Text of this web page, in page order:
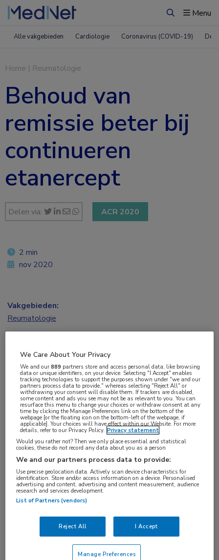
ZoekenMenu
Alle vakgebieden Cardiologie Coronavirus (COVID-19)
Home | Reumatologie
Behoud van
remissie beter bij
continueren
etanercept
Delen via: ACR 2020
Wanneer patiënten met een remissie die zowel
etanercept als methotrexaat gebruiken, stoppen
met een van beide middelen, is de kans op
behoud van de remissie groter wanneer
etanercept wordt gecontinueerd. Dit blijkt uit de
resultaten van de SEAM-RA-studie, die is
gepresenteerd tijdens de ACR Convergence
Hoewel diverse richtlijnen voor reumatoïde artritis
aanbevelen om bij een langdurige remissie de
2 min
nov 2020
Vakgebieden:
Reumatologie
Reumatoïde artritis
Tags:
etanercept,methotrexaat
We Care About Your Privacy
We and our889 partners store and access personal data, like browsing
data or unique identifiers, on your device. Selecting "I Accept" enables
tracking technologies to support the purposes shown under "we and our
partners process data to provide," whereas selecting "Reject All" or
withdrawing your consent will disable them. If trackers are disabled,
some content and ads you see may not be as relevant to you. You can
resurface this menu to change your choices or withdraw consent at any
time by clicking the Manage Preferences link on the bottom of the
webpage [or the floating icon on the bottom-left of the webpage, if
applicable]. Your choices will have effect within our Website. For more
details, refer to our Privacy Policy. Privacy statement
Would you rather not? Then we only place essential and statistical
cookies, these do not record any data about you as a person
We and our partners process data to provide:
Use precise geolocation data. Actively scan device characteristics for
identification. Store and/or access information on a device. Personalised
advertising and content, advertising and content measurement, audience
research and services development.
List of Partners (vendors)
Reject All I Accept
Manage Preferences